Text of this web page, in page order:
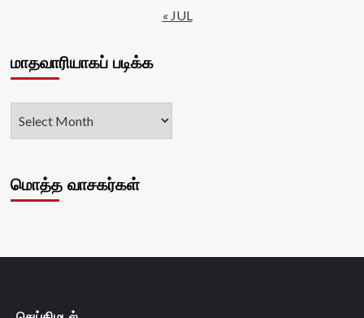
« JUL
மாதவாரியாகப் படிக்க
மொத்த வாசகர்கள்